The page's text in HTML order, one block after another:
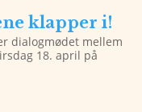
klapper i!
dialogmødet mellem
18. april på